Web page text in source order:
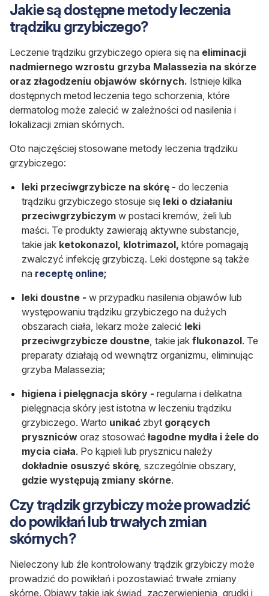
Jakie są dostępne metody leczenia
trądziku grzybiczego?
Leczenie trądziku grzybiczego opiera się na eliminacji
nadmiernego wzrostu grzyba Malassezia na skórze
oraz złagodzeniu objawów skórnych. Istnieje kilka
dostępnych metod leczenia tego schorzenia, które
dermatolog może zalecić w zależności od nasilenia i
lokalizacji zmian skórnych.
Oto najczęściej stosowane metody leczenia trądziku
grzybiczego:
leki przeciwgrzybicze na skórę - do leczenia
trądziku grzybiczego stosuje się leki o działaniu
przeciwgrzybiczym w postaci kremów, żeli lub
maści. Te produkty zawierają aktywne substancje,
takie jak ketokonazol, klotrimazol, które pomagają
zwalczyć infekcję grzybiczą. Leki dostępne są także
na receptę online;
leki doustne - w przypadku nasilenia objawów lub
występowaniu trądziku grzybiczego na dużych
obszarach ciała, lekarz może zalecić leki
przeciwgrzybicze doustne , takie jak flukonazol. Te
preparaty działają od wewnątrz organizmu, eliminując
grzyba Malassezia;
higiena i pielęgnacja skóry - regularna i delikatna
pielęgnacja skóry jest istotna w leczeniu trądziku
grzybiczego. Warto unikać zbyt gorących
pryszniców oraz stosowaćłagodne mydła i żele do
mycia ciała. Po kąpieli lub prysznicu należy
dokładnie osuszyć skórę , szczególnie obszary,
gdzie występują zmiany skórne.
Czy trądzik grzybiczy może prowadzić
do powikłań lub trwałych zmian
skórnych?
Nieleczony lub źle kontrolowany trądzik grzybiczy może
prowadzić do powikłań i pozostawiać trwałe zmiany
skórne. Objawy takie jak świąd, zaczerwienienia, grudki i